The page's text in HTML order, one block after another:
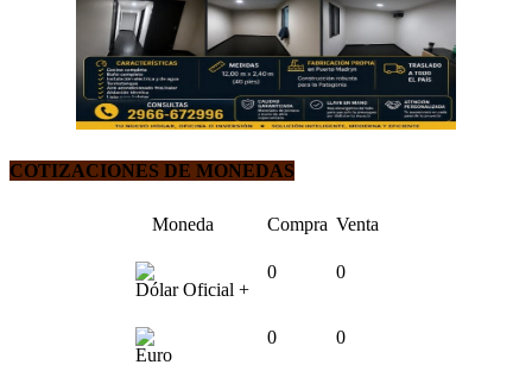
COTIZACIONES DE MONEDAS
Moneda Compra Venta
Dólar Oficial +
0 0
Euro
0 0